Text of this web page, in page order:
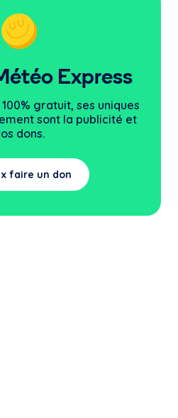
Express
gratuit, ses uniques
sont la publicité et
dons.
faire un don